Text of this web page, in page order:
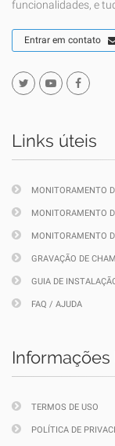
funcionalidades, e
Entrar em contato
Links úteis
MONITORAMENTO
MONITORAMENTO
MONITORAMENTO
GRAVAÇÃO DE
GUIA DE
FAQ / AJUDA
TERMOS DE USO
POLÍTICA DE